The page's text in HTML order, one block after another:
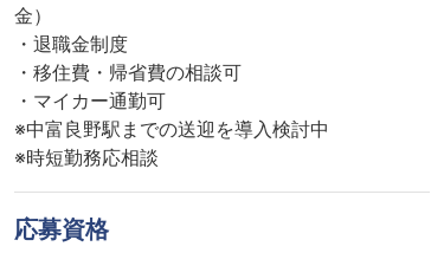
金）
・退職金制度
・移住費・帰省費の相談可
・マイカー通勤可
※中富良野駅までの送迎を導入検討中
※時短勤務応相談
応募資格